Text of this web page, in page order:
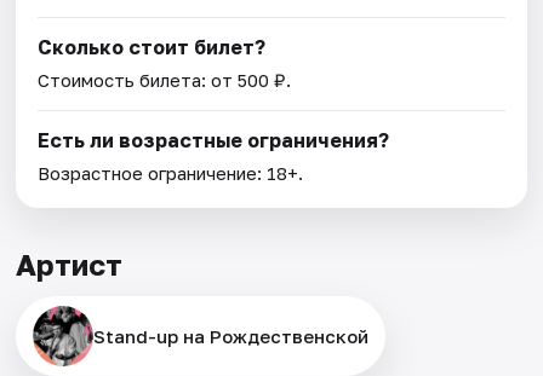
Сколько стоит билет?
Стоимость билета: от 500 ₽.
Есть ли возрастные ограничения?
Возрастное ограничение: 18+.
Артист
Stand-up на Рождественской